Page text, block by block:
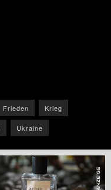
Frieden Krieg
Ukraine